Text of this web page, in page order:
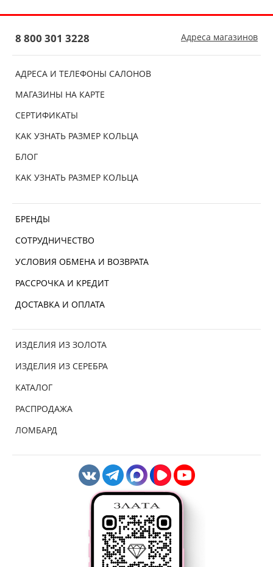
АДРЕСА И ТЕЛЕФОНЫ САЛОНОВ
МАГАЗИНЫ НА КАРТЕ
СЕРТИФИКАТЫ
КАК УЗНАТЬ РАЗМЕР КОЛЬЦА
БЛОГ
КАК УЗНАТЬ РАЗМЕР КОЛЬЦА
БРЕНДЫ
СОТРУДНИЧЕСТВО
УСЛОВИЯ ОБМЕНА И ВОЗВРАТА
РАССРОЧКА И КРЕДИТ
ДОСТАВКА И ОПЛАТА
ИЗДЕЛИЯ ИЗ ЗОЛОТА
ИЗДЕЛИЯ ИЗ СЕРЕБРА
КАТАЛОГ
РАСПРОДАЖА
ЛОМБАРД
8 800 301 3228 Адреса магазинов